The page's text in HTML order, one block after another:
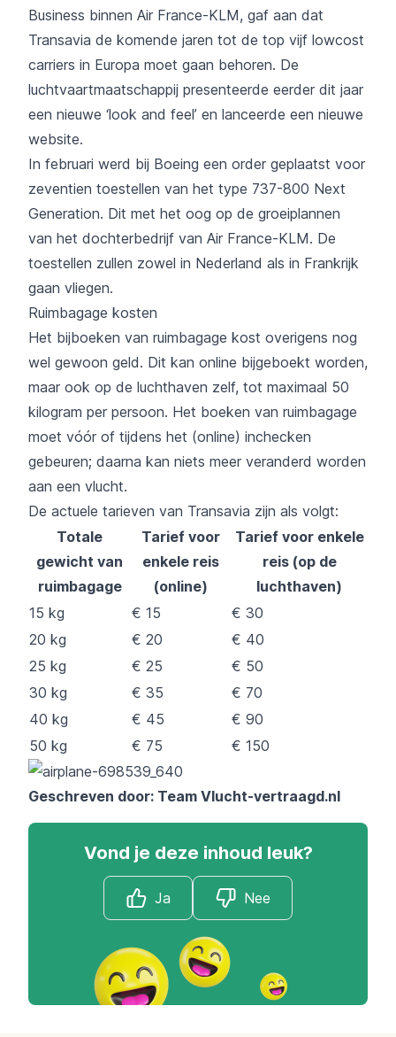
Business binnen Air France-KLM, gaf aan dat
Transavia de komende jaren tot de top vijf lowcost
carriers in Europa moet gaan behoren. De
luchtvaartmaatschappij presenteerde eerder dit jaar
een nieuwe ‘look and feel’ en lanceerde een nieuwe
website.
In februari werd bij Boeing een order geplaatst voor
zeventien toestellen van het type 737-800 Next
Generation. Dit met het oog op de groeiplannen
van het dochterbedrijf van Air France-KLM. De
toestellen zullen zowel in Nederland als in Frankrijk
gaan vliegen.
Ruimbagage kosten
Het bijboeken van ruimbagage kost overigens nog
wel gewoon geld. Dit kan online bijgeboekt worden,
maar ook op de luchthaven zelf, tot maximaal 50
kilogram per persoon. Het boeken van ruimbagage
moet vóór of tijdens het (online) inchecken
gebeuren; daarna kan niets meer veranderd worden
aan een vlucht.
De actuele tarieven van Transavia zijn als volgt:
Totale
gewicht van
ruimbagage
Tarief voor
enkele reis
(online)
Tarief voor enkele
reis (op de
luchthaven)
15 kg
€ 15
€ 30
20 kg
€ 20
€ 40
25 kg
€ 25
€ 50
30 kg
€ 35
€ 70
40 kg
€ 45
€ 90
50 kg
€ 75 € 150
Geschreven door: Team Vlucht-vertraagd.nl
Vond je deze inhoud leuk?
Ja Nee